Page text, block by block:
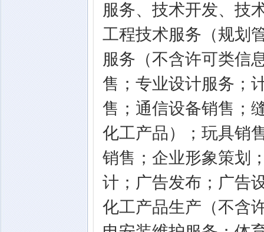
服务、技术开发、技
工程技术服务（规划
服务（不含许可类信
售；专业设计服务；
售；通信设备销售；
化工产品）；玩具销
销售；企业形象策划
计；广告发布；广告
化工产品生产（不含